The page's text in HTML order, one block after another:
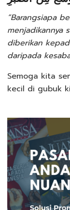
“Barangsiapa
menjadikannya
diberikan
daripada
Semoga kita
kecil di gubuk